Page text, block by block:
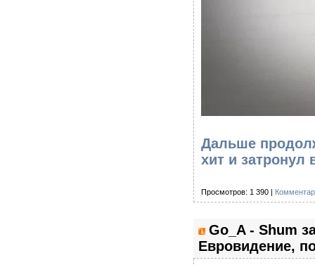
Дальше
хит и
Просмотров: 1 390 |
Go_A - Shum
Евровидение,